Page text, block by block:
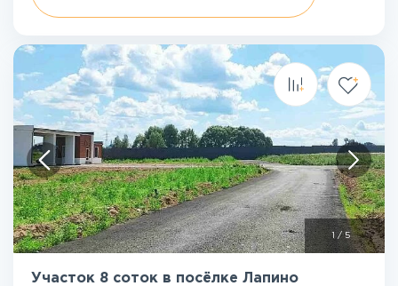
1 / 5
Участок 8 соток в посёлке Лапино